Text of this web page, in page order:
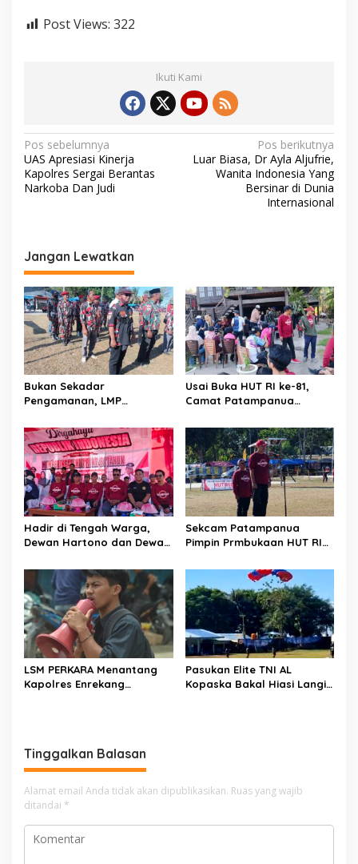
Post Views: 322
Ikuti Kami
N
a
v
a
s
i
p
o
s
Pos sebelumnya
UAS Apresiasi Kinerja
Kapolres Sergai Berantas
Narkoba Dan Judi
Pos berikutnya
Luar Biasa, Dr Ayla Aljufrie,
Wanita Indonesia Yang
Bersinar di Dunia
Internasional
Jangan Lewatkan
Bukan Sekadar
Pengamanan, LMP
Wajah Sinergitas di
Pembukaan HUT RI ke-81
Usai Buka HUT RI ke-81,
Camat Patampanua
Lurah: Arahan Tegas
Dibumbui Canda, Semua
Fokus Mendengar!
Hadir di Tengah Warga,
Dewan Hartono dan Dewan
Penuh Puncak Perayaan
HUT RI ke-81 di Maccirinna
Sekcam Patampanua
Pimpin Prmbukaan HUT RI
Kemerdekaan Berkobar di
Maccirinna
LSM PERKARA Menantang
Kapolres Enrekang
Pasukan Elite TNI AL
Kopaska Bakal Hiasi Langit
Tinggalkan Balasan
Alamat email Anda tidak akan dipublikasikan. Ruas yang wajib
ditandai *